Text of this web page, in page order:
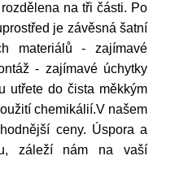
na tři části. Po
je závěsná šatní
materiálů - zajímavé
- zajímavé úchytky
utřete do čista měkkým
chemikálií.V našem
ceny. Úspora a
záleží nám na vaší